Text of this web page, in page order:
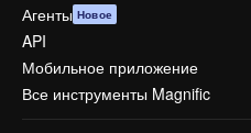
Агенты Новое
API
Мобильное приложение
Все инструменты Magnific